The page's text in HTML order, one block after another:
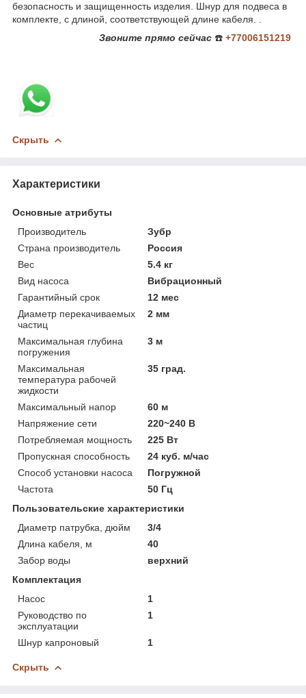
безопасность и защищенность изделия. Шнур для подвеса в
комплекте, с длиной, соответствующей длине кабеля. .
Звоните прямо сейчас ☎️ +77006151219
Скрыть
Характеристики
Основные атрибуты
Производитель
Зубр
Страна производитель
Россия
Вес
5.4 кг
Вид насоса
Вибрационный
Гарантийный срок
12 мес
Диаметр перекачиваемых
частиц
2 мм
Максимальная глубина
погружения
3 м
Максимальная
температура рабочей
жидкости
35 град.
Максимальный напор
60 м
Напряжение сети
220~240 В
Потребляемая мощность
225 Вт
Пропускная способность
24 куб. м/час
Способ установки насоса
Погружной
Частота
50 Гц
Пользовательские характеристики
Диаметр патрубка, дюйм
3/4
Длина кабеля, м
40
Забор воды
верхний
Комплектация
Насос
1
Руководство по
эксплуатации
1
Шнур капроновый 1
Скрыть